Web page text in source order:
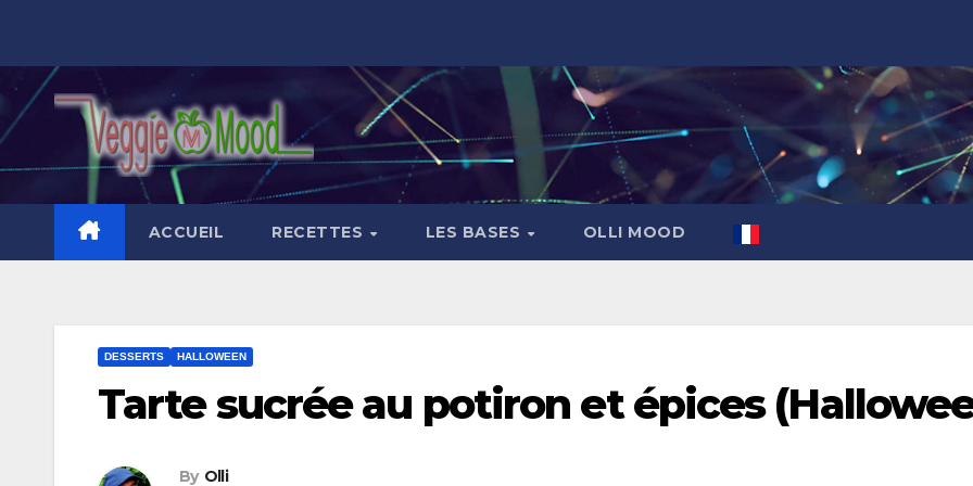
content
ACCUEIL RECETTES LES BASES OLLI MOOD
DESSERTS HALLOWEEN
Tarte sucrée au potiron et épices
By Olli